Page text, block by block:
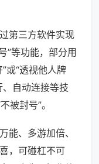
第三方软件实现
”等功能，部分用
或“透视他人牌
自动连接等技
被封号”。
能、多游加倍、
，可碰杠不可